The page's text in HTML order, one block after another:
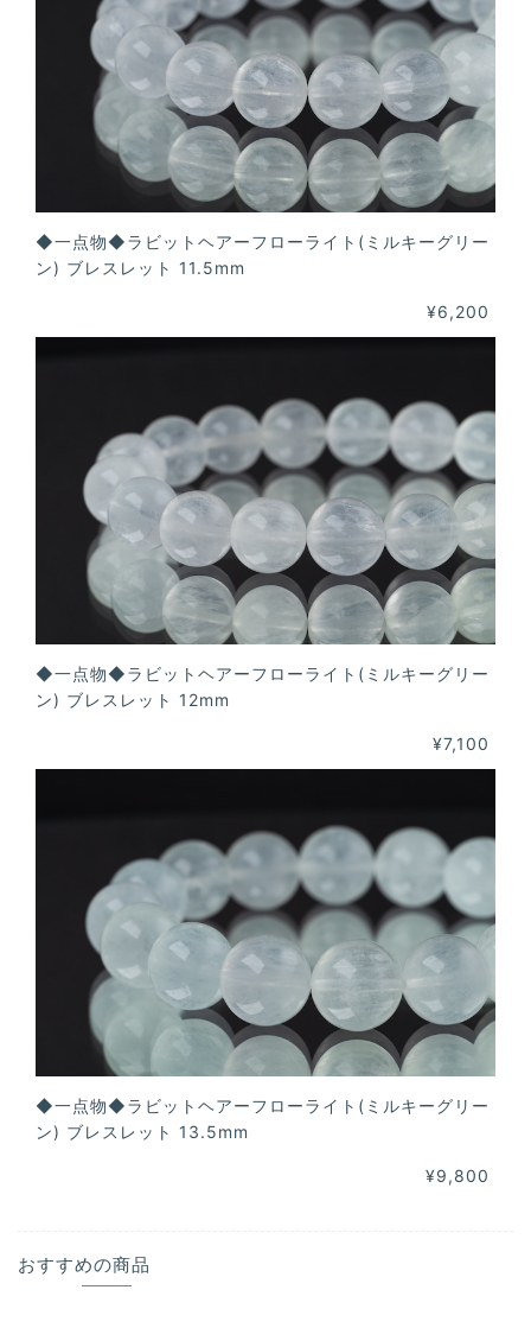
◆一点物◆ラビットヘアーフローライト(ミルキーグリー
ン) ブレスレット 11.5mm
¥6,200
◆一点物◆ラビットヘアーフローライト(ミルキーグリー
ン) ブレスレット 12mm
¥7,100
◆一点物◆ラビットヘアーフローライト(ミルキーグリー
ン) ブレスレット 13.5mm
¥9,800
おすすめの商品